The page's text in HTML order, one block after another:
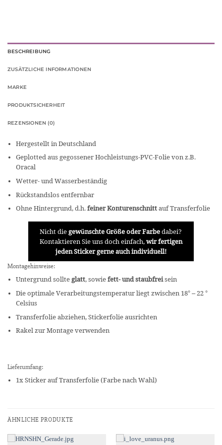
BESCHREIBUNG
ZUSÄTZLICHE INFORMATIONEN
MARKE
PRODUKTSICHERHEIT
REZENSIONEN (0)
Hergestellt in Deutschland
Geplotted aus gegossener Hochleistungs-PVC-Folie von z.B.
Oracal
Wetter- und Wasserbeständig
Rückstandslos entfernbar
Ohne Hintergrund, d.h.feiner Konturenschnittauf Transferfolie
Nicht die gewünschte Größe oder Farbedabei?
Kontaktieren Sie uns doch einfach,wir fertigen
jeden Sticker gerne auch individuell!
Montagehinweise:
Untergrund sollte glatt, sowiefett- und staubfreisein
Die optimale Verarbeitungstemperatur liegt zwischen 18° – 22 °
Celsius
Transferfolie abziehen, Stickerfolie ausrichten
Rakel zur Montage verwenden
Lieferumfang:
1x Sticker auf Transferfolie (Farbe nach Wahl)
ÄHNLICHE PRODUKTE